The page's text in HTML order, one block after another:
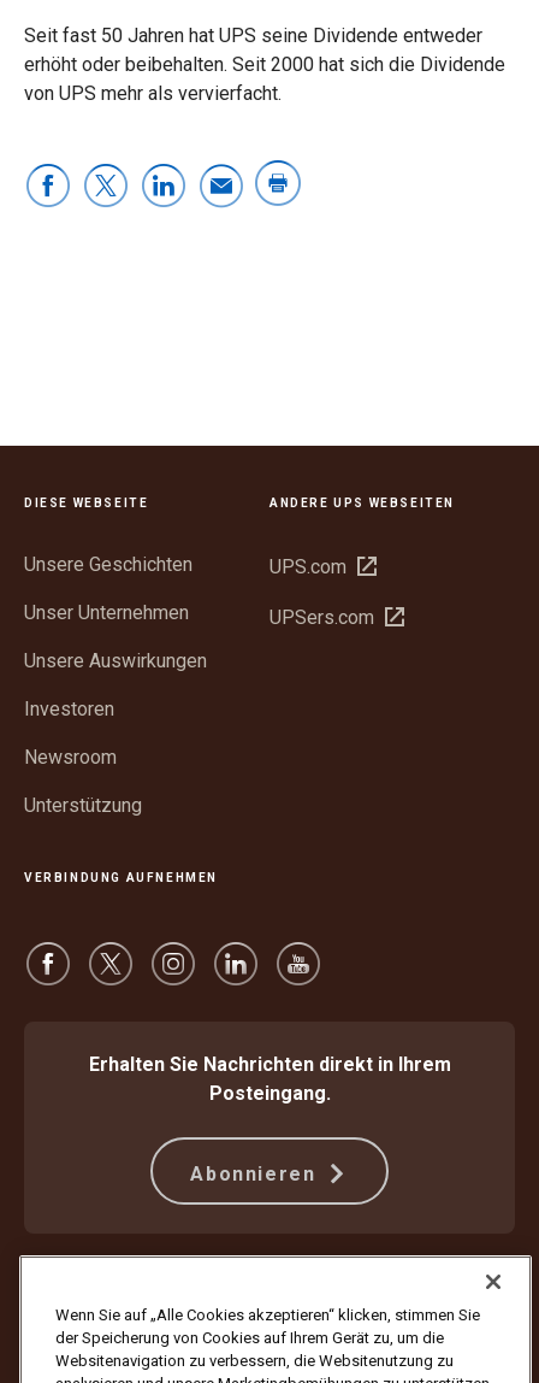
Seit fast 50 Jahren hat UPS seine Dividende entweder
erhöht oder beibehalten. Seit 2000 hat sich die Dividende
von UPS mehr als vervierfacht.
DIESE WEBSEITE
Unsere Geschichten
Unser Unternehmen
Unsere Auswirkungen
Investoren
Newsroom
Unterstützung
ANDERE UPS WEBSEITEN
UPS.com In
Fenster
UPSers.com In
VERBINDUNG AUFNEHMEN
Erhalten Sie Nachrichten direkt in Ihrem
Posteingang.
Abonnieren
Cookie-Einstellungen
Copyright ©1994–2026 United Parcel Service of America, Inc. Alle
Wenn Sie auf „Alle Cookies akzeptieren“ klicken, stimmen Sie
der Speicherung von Cookies auf Ihrem Gerät zu, um die
Websitenavigation zu verbessern, die Websitenutzung zu